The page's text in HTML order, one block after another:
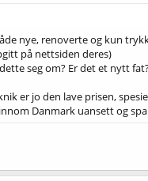
nye, renoverte og kun
på nettsiden deres)
seg om? Er det et nytt
er jo den lave prisen,
Danmark uansett og